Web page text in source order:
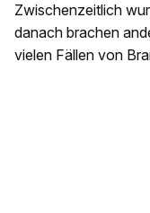
Zwischenzeitlich
danach brachen
vielen Fällen von